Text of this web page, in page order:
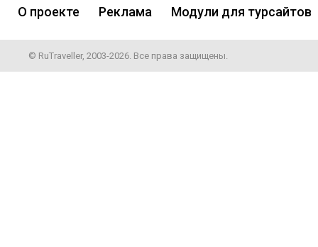
О проекте Реклама Модули для турсайтов
© RuTraveller, 2003-2026. Все права защищены.